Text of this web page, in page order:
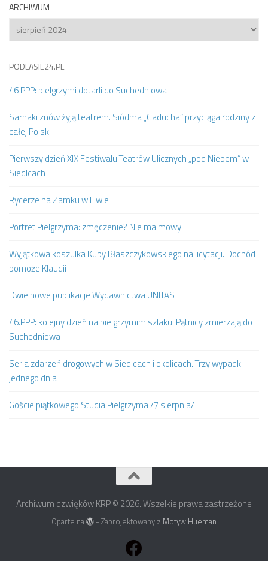
ARCHIWUM
Archiwum
PODLASIE24.PL
46 PPP: pielgrzymi dotarli do Suchedniowa
Sarnaki znów żyją teatrem. Siódma „Gaducha” przyciąga rodziny z
całej Polski
Pierwszy dzień XIX Festiwalu Teatrów Ulicznych „pod Niebem” w
Siedlcach
Rycerze na Zamku w Liwie
Portret Pielgrzyma: zmęczenie? Nie ma mowy!
Wyjątkowa koszulka Kuby Błaszczykowskiego na licytacji. Dochód
pomoże Klaudii
Dwie nowe publikacje Wydawnictwa UNITAS
46.PPP: kolejny dzień na pielgrzymim szlaku. Pątnicy zmierzają do
Suchedniowa
Seria zdarzeń drogowych w Siedlcach i okolicach. Trzy wypadki
jednego dnia
Goście piątkowego Studia Pielgrzyma /7 sierpnia/
Archiwum dzwięków KRP © 2026. Wszelkie prawa zastrzeżone
Oparte na - Zaprojektowany z Motyw Hueman